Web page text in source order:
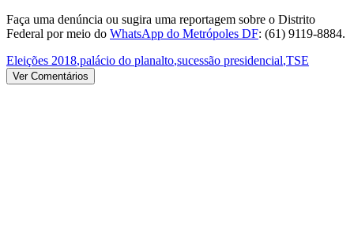
Faça uma denúncia ou sugira uma reportagem sobre o Distrito
Federal por meio do WhatsApp do Metrópoles DF: (61) 9119-8884.
Eleições 2018,palácio do planalto,sucessão presidencial,TSE
Ver Comentários